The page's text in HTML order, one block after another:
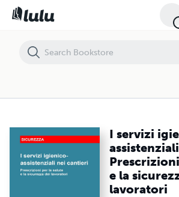
I servizi
e la
lavoratori
I servizi igienico-assistenziali nei cantieri -